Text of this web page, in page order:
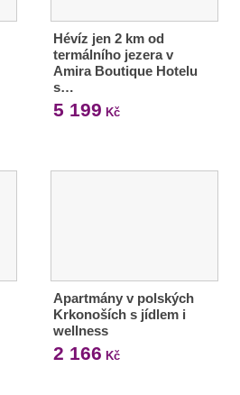
Hévíz jen 2 km od
termálního jezera v
Amira Boutique Hotelu
s…
5 199 Kč
Apartmány v polských
Krkonoších s jídlem i
wellness
2 166 Kč